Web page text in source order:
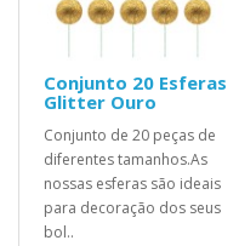
Conjunto 20 Esferas
Glitter Ouro
Conjunto de 20 peças de
diferentes tamanhos.As
nossas esferas são ideais
para decoração dos seus
bol..